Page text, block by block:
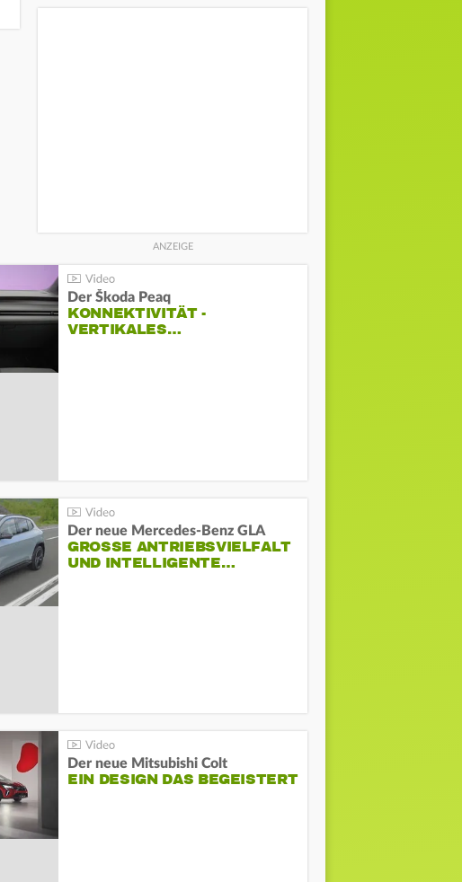
Der Škoda Peaq
KONNEKTIVITÄT -
VERTIKALES…
Der neue Mercedes-Benz GLA
GROSSE ANTRIEBSVIELFALT U
ND INTELLIGENTE…
Der neue Mitsubishi Colt
EIN DESIGN DAS BEGEISTERT